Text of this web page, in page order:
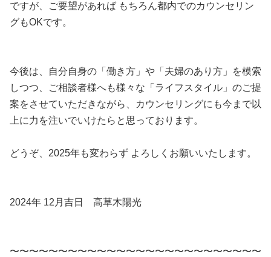
ですが、ご要望があれば もちろん都内でのカウンセリン
グもOKです。
今後は、自分自身の「働き方」や「夫婦のあり方」を模索
しつつ、ご相談者様へも様々な「ライフスタイル」のご提
案をさせていただきながら、カウンセリングにも今まで以
上に力を注いでいけたらと思っております。
どうぞ、2025年も変わらず よろしくお願いいたします。
2024年 12月吉日 高草木陽光
〜〜〜〜〜〜〜〜〜〜〜〜〜〜〜〜〜〜〜〜〜〜〜〜〜〜